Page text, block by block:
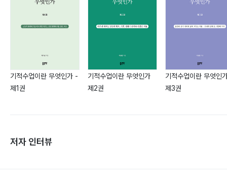
기적수업이란 무엇인가 -
제1권
기적수업이란 무엇인가
제2권
기적수업이란 무엇인
제3권
저자 인터뷰